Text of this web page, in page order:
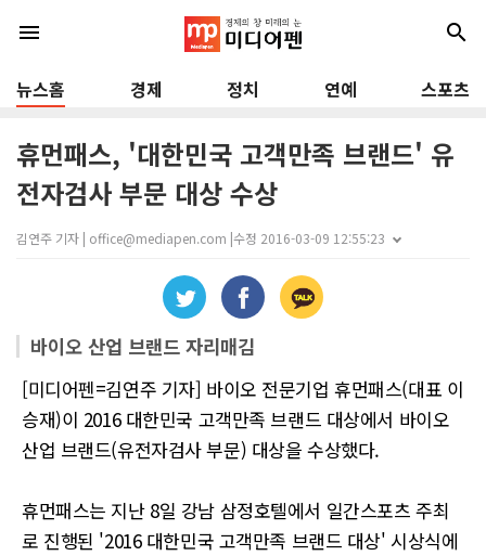
menu search
뉴스홈 경제 정치 연예 스포츠
휴먼패스, '대한민국 고객만족 브랜드' 유
전자검사 부문 대상 수상
김연주 기자 | office@mediapen.com |수정 2016-03-09 12:55:23
바이오 산업 브랜드 자리매김
[미디어펜=김연주 기자] 바이오 전문기업 휴먼패스(대표 이
승재)이 2016 대한민국 고객만족 브랜드 대상에서 바이오
산업 브랜드(유전자검사 부문) 대상을 수상했다.
휴먼패스는 지난 8일 강남 삼정호텔에서 일간스포츠 주최
로 진행된 '2016 대한민국 고객만족 브랜드 대상' 시상식에